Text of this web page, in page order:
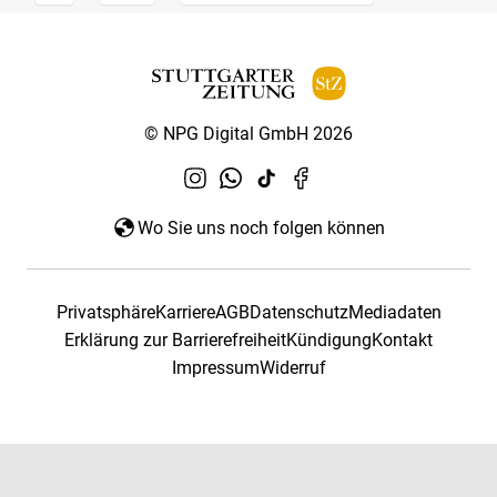
© NPG Digital GmbH 2026
Wo Sie uns noch folgen können
PrivatsphäreKarriereAGBDatenschutzMediadaten
Erklärung zur BarrierefreiheitKündigungKontakt
ImpressumWiderruf